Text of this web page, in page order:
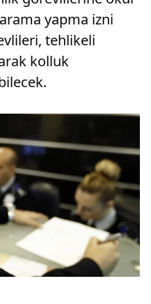
yapma izni
tehlikeli
kolluk